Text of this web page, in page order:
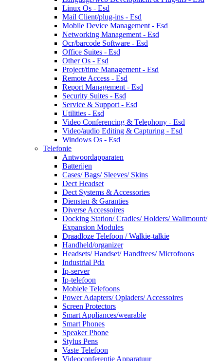
Linux Os - Esd
Mail Client/plug-ins - Esd
Mobile Device Management - Esd
Networking Management - Esd
Ocr/barcode Software - Esd
Office Suites - Esd
Other Os - Esd
Project/time Management - Esd
Remote Access - Esd
Report Management - Esd
Security Suites - Esd
Service & Support - Esd
Utilities - Esd
Video Conferencing & Telephony - Esd
Video/audio Editing & Capturing - Esd
Windows Os - Esd
Telefonie
Antwoordapparaten
Batterijen
Cases/ Bags/ Sleeves/ Skins
Dect Headset
Dect Systems & Accessories
Diensten & Garanties
Diverse Accessoires
Docking Station/ Cradles/ Holders/ Wallmount/
Expansion Modules
Draadloze Telefoon / Walkie-talkie
Handheld/organizer
Headsets/ Handset/ Handfrees/ Microfoons
Industrial Pda
Ip-server
Ip-telefoon
Mobiele Telefoons
Power Adapters/ Opladers/ Accessoires
Screen Protectors
Smart Appliances/wearable
Smart Phones
Speaker Phone
Stylus Pens
Vaste Telefoon
Videoconferentie Apparatuur